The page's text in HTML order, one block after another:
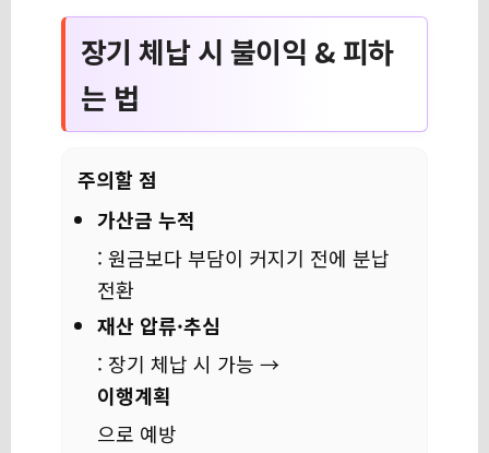
장기 체납 시 불이익 & 피하
는 법
주의할 점
가산금 누적
: 원금보다 부담이 커지기 전에 분납
전환
재산 압류·추심
: 장기 체납 시 가능 →
이행계획
으로 예방